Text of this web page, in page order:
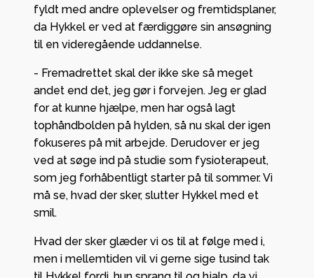
fyldt med andre oplevelser og fremtidsplaner,
da Hykkel er ved at færdiggøre sin ansøgning
til en videregående uddannelse.
- Fremadrettet skal der ikke ske så meget
andet end det, jeg gør i forvejen. Jeg er glad
for at kunne hjælpe, men har også lagt
tophåndbolden på hylden, så nu skal der igen
fokuseres på mit arbejde. Derudover er jeg
ved at søge ind på studie som fysioterapeut,
som jeg forhåbentligt starter på til sommer. Vi
må se, hvad der sker, slutter Hykkel med et
smil.
Hvad der sker glæder vi os til at følge med i,
men i mellemtiden vil vi gerne sige tusind tak